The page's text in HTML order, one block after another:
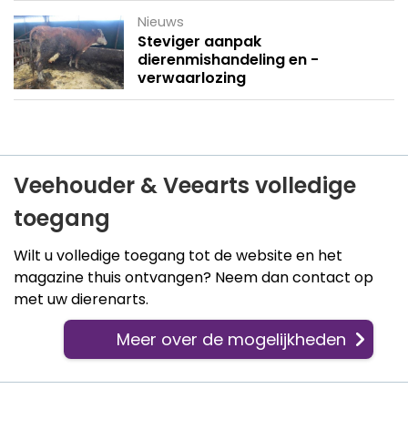
Nieuws
Steviger aanpak
dierenmishandeling en -
verwaarlozing
Veehouder & Veearts volledige
toegang
Wilt u volledige toegang tot de website en het
magazine thuis ontvangen? Neem dan contact op
met uw dierenarts.
Meer over de mogelijkheden